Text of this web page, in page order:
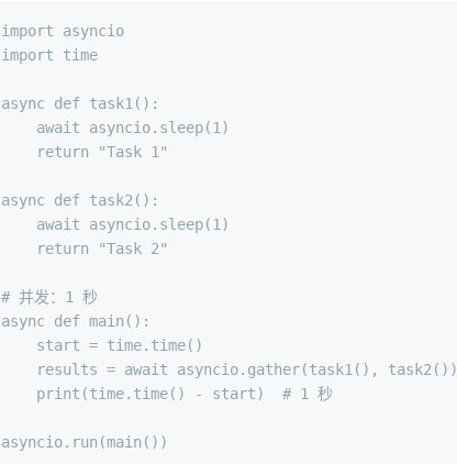
import asyncio
import time
async def task1 ():
await asyncio.sleep(1 )
return
"Task 1"
async def task2 ():
await asyncio.sleep(1 )
return
"Task 2"
# 并发：1 秒
async
def main ():
    start = time.time()
    results =
await asyncio.gather(task1(), task2())
print (time.time() - start) # 1 秒
asyncio.run(main())